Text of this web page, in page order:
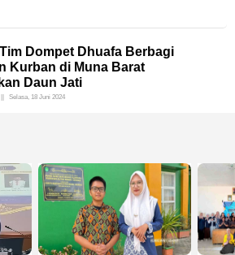
Dompet Dhuafa Berbagi
Kurban di Muna Barat
Daun Jati
Selasa, 18 Juni 2024